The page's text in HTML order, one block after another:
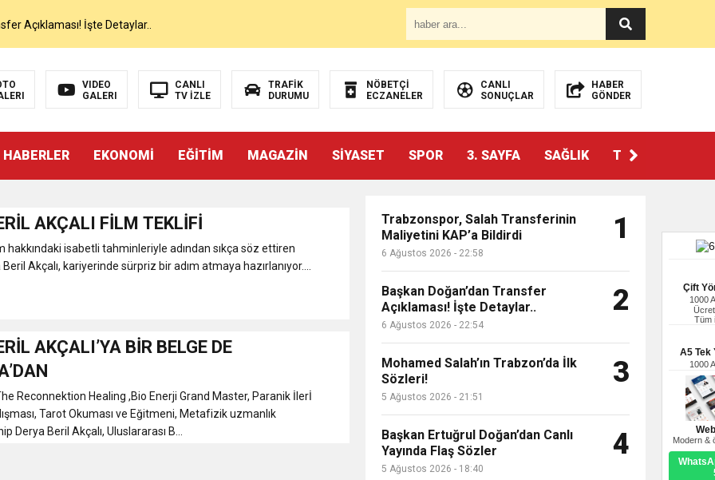
Çift
1000
Tüm
A5 Tek
1000
Modern &
Açıklaması! İşte Detaylar..
İlk Sözleri!
Yayında Transferi Açıkladı
Resmen KAP’a Bildirdi
Salah Transferini Tamamladı
ZİYARET
KAP’a Bildirdi
VIDEO
GALERI
CANLI
TV İZLE
TRAFİK
DURUMU
NÖBETÇİ
ECZANELER
CANLI
SONUÇLAR
HABER
GÖNDER
HABERLER EKONOMİ EĞİTİM MAGAZİN SİYASET SPOR 3. SAYFA SAĞLIK TEKNOLOJİ
AKÇALI FİLM TEKLİFİ
hakkındaki isabetli tahminleriyle adından sıkça söz ettiren
Akçalı, kariyerinde sürpriz bir adım atmaya hazırlanıyor....
AKÇALI’YA BİR BELGE DE
Reconnektion Healing ,Bio Enerji Grand Master, Paranik İlerİ
Tarot Okuması ve Eğitmeni, Metafizik uzmanlık
Derya Beril Akçalı, Uluslararası B...
Trabzonspor, Salah Transferinin
Maliyetini KAP’a Bildirdi
6 Ağustos 2026 - 22:58
1
Başkan Doğan’dan Transfer
Açıklaması! İşte Detaylar..
6 Ağustos 2026 - 22:54
2
Mohamed Salah’ın Trabzon’da İlk
Sözleri!
5 Ağustos 2026 - 21:51
3
Başkan Ertuğrul Doğan’dan Canlı
Yayında Flaş Sözler
5 Ağustos 2026 - 18:40
4